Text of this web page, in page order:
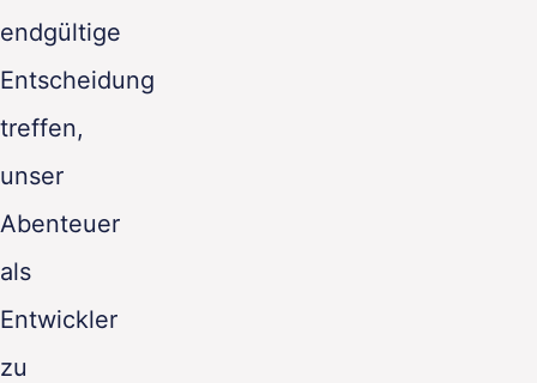
endgültige
Entscheidung
treffen,
unser
Abenteuer
als
Entwickler
zu